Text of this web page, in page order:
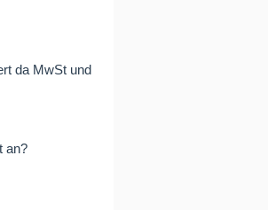
da MwSt und
an?